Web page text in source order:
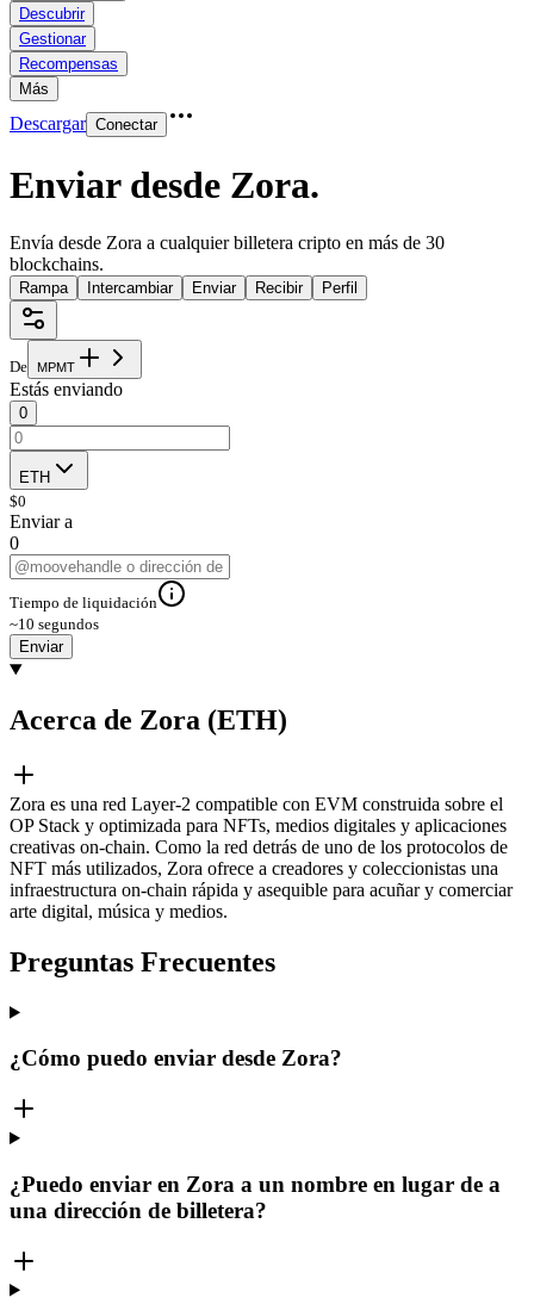
Descubrir
Gestionar
Recompensas
Más
Descargar Conectar
Enviar desde Zora.
Envía desde Zora a cualquier billetera cripto en más de 30
blockchains.
Rampa Intercambiar Enviar Recibir Perfil
De MPMT
Estás enviando
0
ETH
$0
Enviar a
0
Tiempo de liquidación
~10 segundos
Enviar
Acerca de Zora (ETH)
Zora es una red Layer-2 compatible con EVM construida sobre el
OP Stack y optimizada para NFTs, medios digitales y aplicaciones
creativas on-chain. Como la red detrás de uno de los protocolos de
NFT más utilizados, Zora ofrece a creadores y coleccionistas una
infraestructura on-chain rápida y asequible para acuñar y comerciar
arte digital, música y medios.
Preguntas Frecuentes
¿Cómo puedo enviar desde Zora?
¿Puedo enviar en Zora a un nombre en lugar de a
una dirección de billetera?